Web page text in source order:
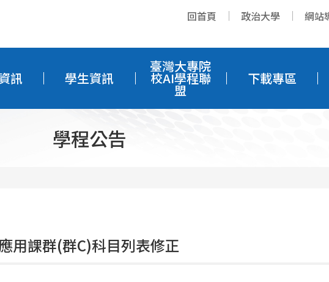
回首頁 政治大學 網站
訊 學生資訊
臺灣大專院
校AI學程聯
盟
下載專區
學程公告
用課群(群C)科目列表修正